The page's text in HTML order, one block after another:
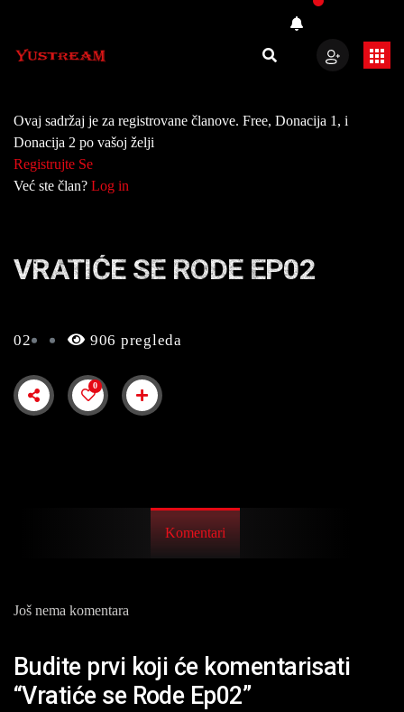
Ovaj sadržaj je za registrovane članove. Free, Donacija 1, i
Donacija 2 po vašoj želji
Registrujte Se
Već ste član? Log in
VRATIĆE SE RODE EP02
02 906 pregleda
0
Komentari
Još nema komentara
Budite prvi koji će komentarisati
“Vratiće se Rode Ep02”